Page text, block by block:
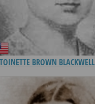
BROWN BLACKWELL